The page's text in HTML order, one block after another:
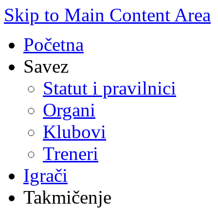
Skip to Main Content Area
Početna
Savez
Statut i pravilnici
Organi
Klubovi
Treneri
Igrači
Takmičenje